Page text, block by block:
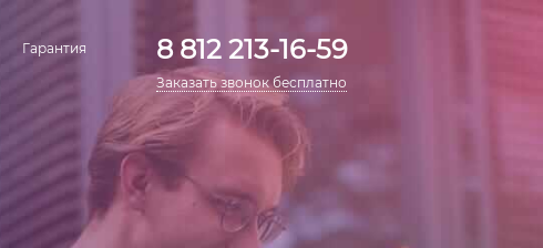
Гарантия 8 812 213-16-59
Заказать звонок бесплатно